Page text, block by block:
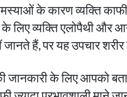
के कारण व्यक्ति
व्यक्ति एलोपैथी और
हैं, पर यह उपचार
के लिए आपको बता